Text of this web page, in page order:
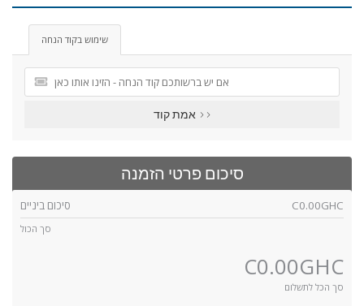
שימוש בקוד הנחה
אמת קוד >>
סיכום פרטי הזמנה
סיכום ביניים C0.00GHC
סך הכול
C0.00GHC
סך הכל לתשלום